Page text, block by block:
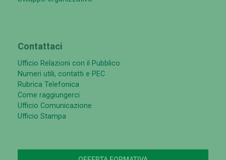
Contattaci
Ufficio Relazioni con il Pubblico
Numeri utili, contatti e PEC
Rubrica Telefonica
Come raggiungerci
Ufficio Comunicazione
Ufficio Stampa